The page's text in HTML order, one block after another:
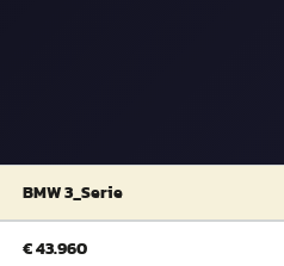
BMW 3_Serie
€ 43.960